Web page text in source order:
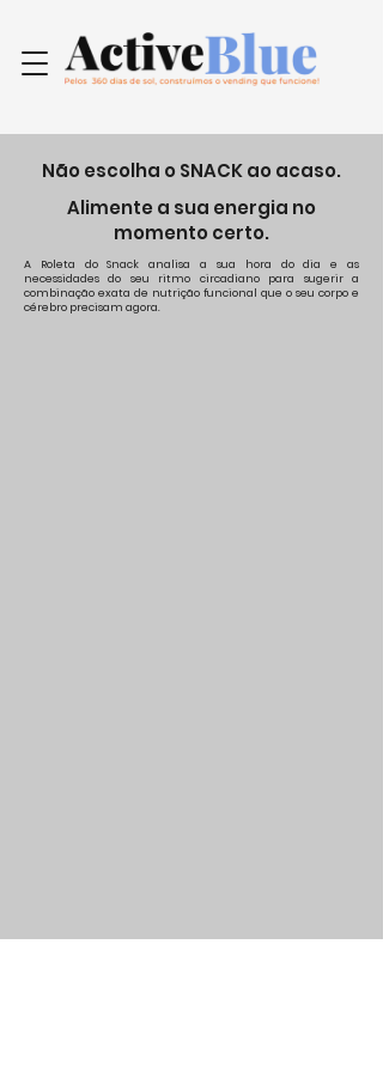
Não escolha o SNACK ao acaso.
Alimente a sua energia no
momento certo.
A Roleta do Snack analisa a sua hora do dia e as
necessidades do seu ritmo circadiano para sugerir a
combinação exata de nutrição funcional que o seu corpo e
cérebro precisam agora.